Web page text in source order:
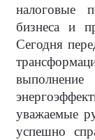
налоговые
бизнеса и
Сегодня
уважаемые
успешно